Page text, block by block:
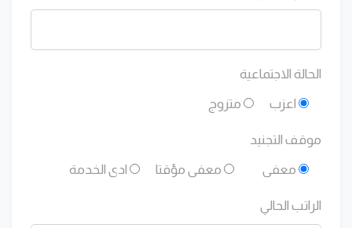
الحالة الاجتماعية
اعزب
متزوج
موقف التجنيد
معفى
معفى مؤقتا ادى الخدمة
الراتب الحالي